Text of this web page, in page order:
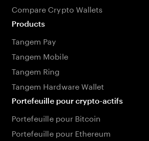
Compare Crypto Wallets
Products
Tangem Pay
Tangem Mobile
Tangem Ring
Tangem Hardware Wallet
Portefeuille pour crypto-actifs
Portefeuille pour Bitcoin
Portefeuille pour Ethereum